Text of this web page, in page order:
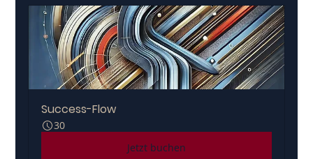
Success-Flow
30
Jetzt buchen